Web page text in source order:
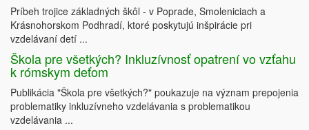
Príbeh trojice základných škôl - v Poprade, Smoleniciach a
Krásnohorskom Podhradí, ktoré poskytujú inšpirácie pri
vzdelávaní detí ...
Škola pre všetkých? Inkluzívnosť opatrení vo vzťahu
k rómskym deťom
Publikácia "Škola pre všetkých?" poukazuje na význam prepojenia
problematiky inkluzívneho vzdelávania s problematikou
vzdelávania ...